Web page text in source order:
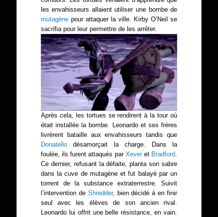
les envahisseurs allaient utiliser une bombe de
mutagènepour attaquer la ville. Kirby O’Neil se
sacrifia pour leur permettre de les arrêter.
Après cela, les tortues se rendirent à la tour où
était installée la bombe. Leonardo et ses frères
livrèrent bataille aux envahisseurs tandis que
Donatellodésamorçait la charge. Dans la
foulée, ils furent attaqués par Xeveret Bradford
Ce dernier, refusant la défaite, planta son sabre
dans la cuve de mutagène et fut balayé par un
torrent de la substance extraterrestre. Suivit
l’intervention de Shredder, bien décidé à en finir
seul avec les élèves de son ancien rival.
Leonardo lui offrit une belle résistance, en vain.